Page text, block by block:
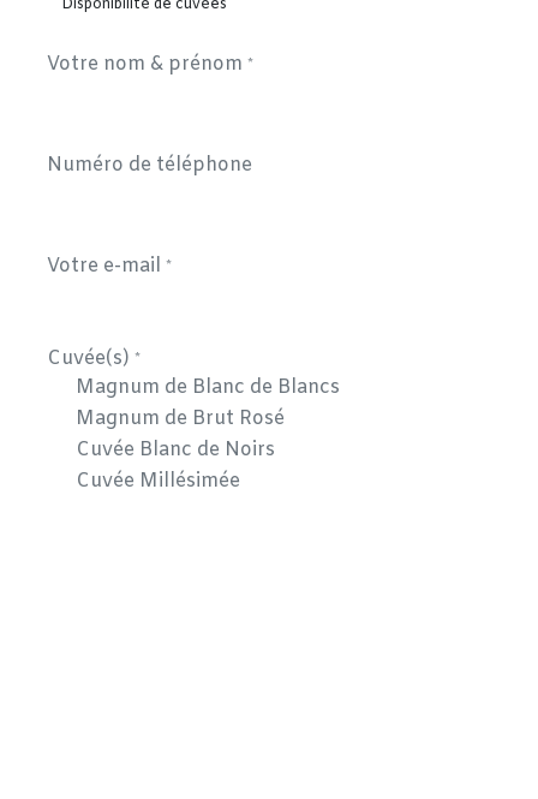
Votre nom & prénom *
Numéro de téléphone
Votre e-mail *
Cuvée(s) *
Magnum de Blanc de Blancs
Magnum de Brut Rosé
Cuvée Blanc de Noirs
Cuvée Millésimée